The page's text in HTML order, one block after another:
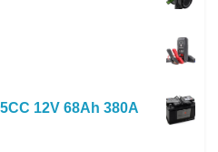
12V 68Ah 380A